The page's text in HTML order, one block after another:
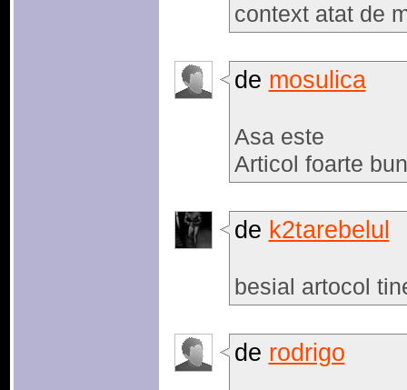
context atat de
de mosulica
Asa este
Articol foarte bun
de k2tarebelul
besial artocol
de rodrigo